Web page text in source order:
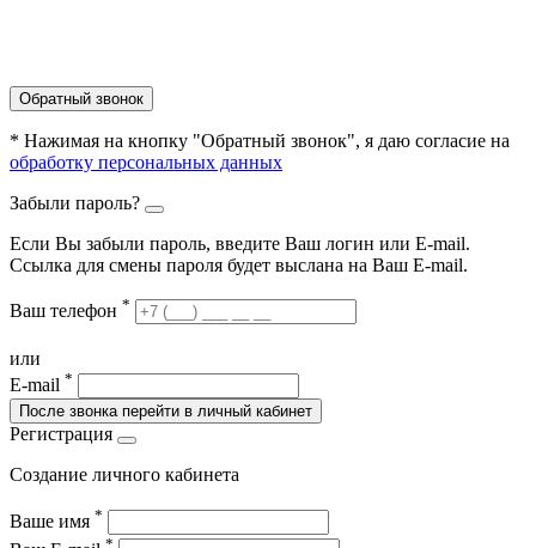
Обратный звонок
* Нажимая на кнопку "Обратный звонок", я даю согласие на
обработку персональных данных
Забыли пароль?
Если Вы забыли пароль, введите Ваш логин или Е-mail.
Ссылка для смены пароля будет выслана на Ваш E-mail.
Ваш телефон *
или
E-mail *
После звонка перейти в личный кабинет
Регистрация
Создание личного кабинета
Ваше имя *
*